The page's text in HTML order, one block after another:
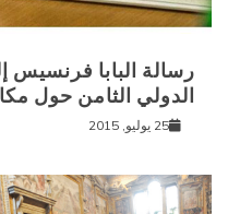
رسالة البابا فرنسيس
الدولي الثامن حول
25 يوليو, 2015